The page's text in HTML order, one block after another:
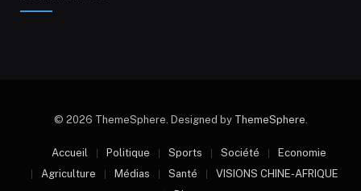
© 2026 ThemeSphere. Designed by ThemeSphere.
Accueil Politique Sports Société
Economie
Agriculture
Médias Santé
VISIONS CHINE-AFRIQUE